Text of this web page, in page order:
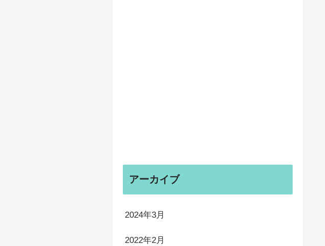
アーカイブ
2024年3月
2022年2月